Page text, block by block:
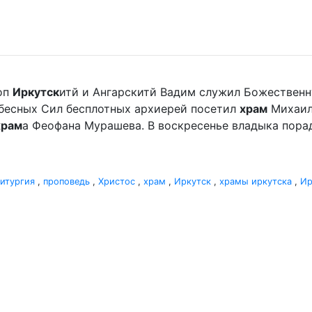
Иркутскитй и Ангарскитй Вадим служил
Сил бесплотных архиерей посетил храм
а Феофана Мурашева. В воскресенье владыка
, проповедь , Христос , храм , Иркутск , храмы иркутска ,